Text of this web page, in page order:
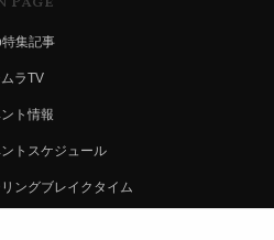
集記事
ラTV
ト情報
トスケジュール
ングブレイクタイム